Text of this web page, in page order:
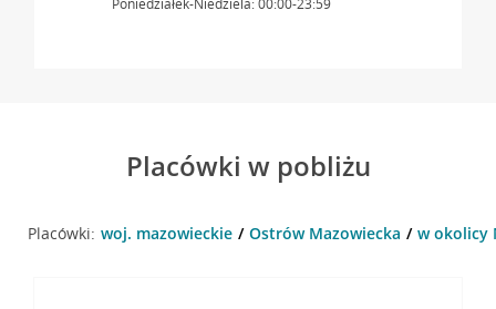
Placówki w pobliżu
Placówki: woj. mazowieckie Ostrów Mazowiecka w okolicy